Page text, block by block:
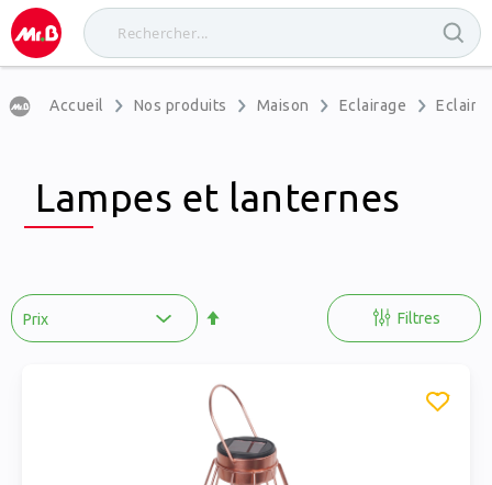
Accueil Nos produits Maison Eclairage
Lampes et lanternes
Filtres